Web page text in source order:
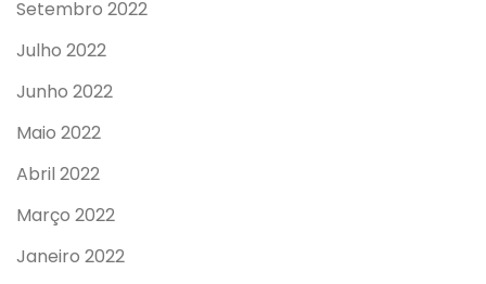
Setembro 2022
Julho 2022
Junho 2022
Maio 2022
Abril 2022
Março 2022
Janeiro 2022